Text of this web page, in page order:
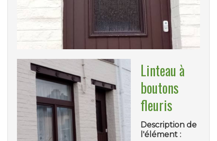
Linteau à
boutons
fleuris
Description de
l'élément :